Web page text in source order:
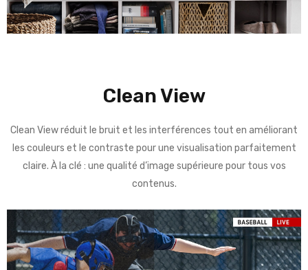
Clean View
Clean View réduit le bruit et les interférences tout en améliorant
les couleurs et le contraste pour une visualisation parfaitement
claire. À la clé : une qualité d’image supérieure pour tous vos
contenus.